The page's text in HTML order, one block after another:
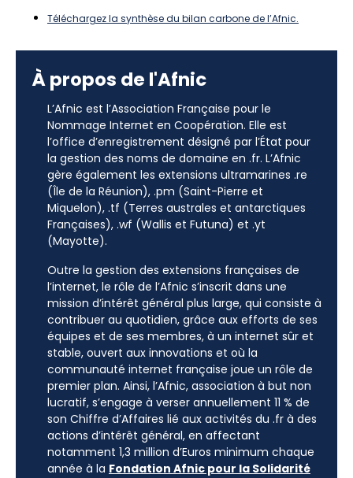
Téléchargez la synthèse du bilan carbone de l’Afnic.
À propos de l'Afnic
L’Afnic est l’Association Française pour le
Nommage Internet en Coopération. Elle est
l’office d’enregistrement désigné par l’État pour
la gestion des noms de domaine en .fr. L’Afnic
gère également les extensions ultramarines .re
(Île de la Réunion), .pm (Saint-Pierre et
Miquelon), .tf (Terres australes et antarctiques
Françaises), .wf (Wallis et Futuna) et .yt
(Mayotte).
Outre la gestion des extensions françaises de
l’internet, le rôle de l’Afnic s’inscrit dans une
mission d’intérêt général plus large, qui consiste à
contribuer au quotidien, grâce aux efforts de ses
équipes et de ses membres, à un internet sûr et
stable, ouvert aux innovations et où la
communauté internet française joue un rôle de
premier plan. Ainsi, l’Afnic, association à but non
lucratif, s’engage à verser annuellement 11 % de
son Chiffre d’Affaires lié aux activités du .fr à des
actions d’intérêt général, en affectant
notamment 1,3 million d’Euros minimum chaque
année à la Fondation Afnic pour la Solidarité